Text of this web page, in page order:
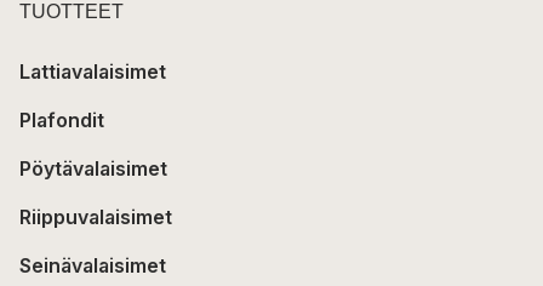
TUOTTEET
Lattiavalaisimet
Plafondit
Pöytävalaisimet
Riippuvalaisimet
Seinävalaisimet